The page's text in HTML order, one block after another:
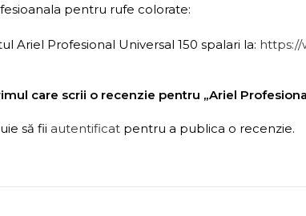
pentru rufe colorate:
Ariel Profesional Universal 150 spalari la: https://
care scrii o recenzie pentru „Ariel
să fii autentificat pentru a publica o recenzie.